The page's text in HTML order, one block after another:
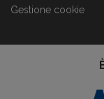
Gestione cookie